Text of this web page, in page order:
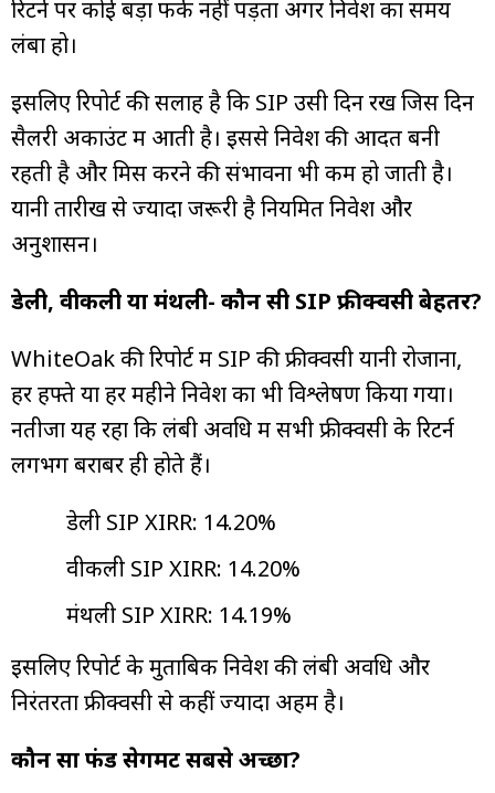
रिटर्न पर कोई बड़ा फर्क नहीं पड़ता अगर निवेश का समय
लंबा हो।
इसलिए रिपोर्ट की सलाह है कि SIP उसी दिन रखें जिस दिन
सैलरी अकाउंट में आती है। इससे निवेश की आदत बनी
रहती है और मिस करने की संभावना भी कम हो जाती है।
यानी तारीख से ज्यादा जरूरी है नियमित निवेश और
अनुशासन।
डेली, वीकली या मंथली- कौन सी SIP फ्रीक्वेंसी बेहतर?
WhiteOak की रिपोर्ट में SIP की फ्रीक्वेंसी यानी रोजाना,
हर हफ्ते या हर महीने निवेश का भी विश्लेषण किया गया।
नतीजा यह रहा कि लंबी अवधि में सभी फ्रीक्वेंसी के रिटर्न
लगभग बराबर ही होते हैं।
डेली SIP XIRR: 14.20%
वीकली SIP XIRR: 14.20%
मंथली SIP XIRR: 14.19%
इसलिए रिपोर्ट के मुताबिक निवेश की लंबी अवधि और
निरंतरता फ्रीक्वेंसी से कहीं ज्यादा अहम है।
कौन सा फंड सेगमेंट सबसे अच्छा?